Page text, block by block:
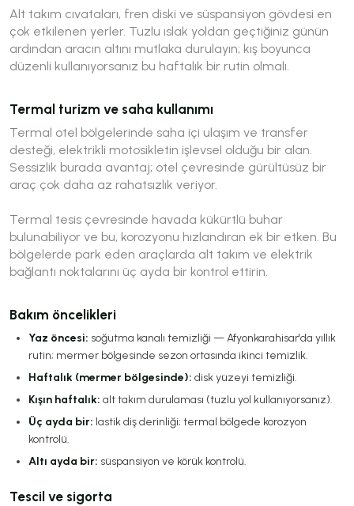
Alt takım cıvataları, fren diski ve süspansiyon gövdesi en
çok etkilenen yerler. Tuzlu ıslak yoldan geçtiğiniz günün
ardından aracın altını mutlaka durulayın; kış boyunca
düzenli kullanıyorsanız bu haftalık bir rutin olmalı.
Termal turizm ve saha kullanımı
Termal otel bölgelerinde saha içi ulaşım ve transfer
desteği, elektrikli motosikletin işlevsel olduğu bir alan.
Sessizlik burada avantaj; otel çevresinde gürültüsüz bir
araç çok daha az rahatsızlık veriyor.
Termal tesis çevresinde havada kükürtlü buhar
bulunabiliyor ve bu, korozyonu hızlandıran ek bir etken. Bu
bölgelerde park eden araçlarda alt takım ve elektrik
bağlantı noktalarını üç ayda bir kontrol ettirin.
Bakım öncelikleri
Yaz öncesi: soğutma kanalı temizliği — Afyonkarahisar'da yıllık
rutin; mermer bölgesinde sezon ortasında ikinci temizlik.
Haftalık (mermer bölgesinde): disk yüzeyi temizliği.
Kışın haftalık: alt takım durulaması (tuzlu yol kullanıyorsanız).
Üç ayda bir: lastik diş derinliği; termal bölgede korozyon
kontrolü.
Altı ayda bir: süspansiyon ve körük kontrolü.
Tescil ve sigorta